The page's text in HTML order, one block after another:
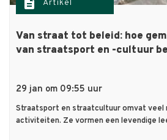
description Artikel
Van straat tot beleid: hoe
van straatsport en -cultuur
29 jan om 09:55 uur
Straatsport en straatcultuur omvat veel
activiteiten. Ze vormen een levendige